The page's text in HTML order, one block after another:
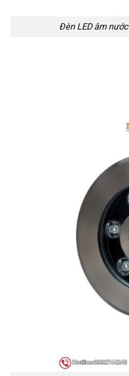
Đèn LED âm